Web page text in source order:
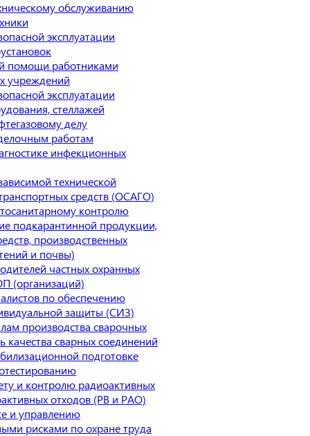
обслуживанию
эксплуатации
помощи работниками
учреждений
эксплуатации
стеллажей
делу
работам
инфекционных
технической
средств (ОСАГО)
контролю
подкарантинной продукции,
производственных
и почвы)
частных охранных
(организаций)
по обеспечению
защиты (СИЗ)
производства сварочных
качества сварных соединений
подготовке
и контролю радиоактивных
отходов (РВ и РАО)
и управлению
рисками по охране труда